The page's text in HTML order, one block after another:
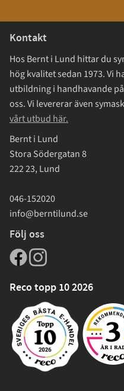
Kontakt
Hos Bernt i Lund hittar du
hög kvalitet sedan 1973. Vi
utbildning i handhavande
oss. Vi levererar även
vårt utbud här.
Bernt i Lund
Stora Södergatan 8
222 23, Lund
046-152020
info@berntilund.se
Följ oss
Reco topp 10 2026